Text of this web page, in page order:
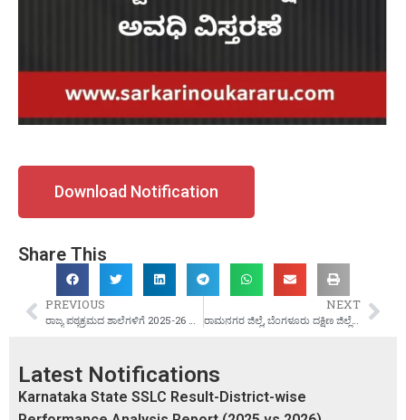
Download Notification
Share This
PREVIOUS NEXT
ರಾಮನಗರ ಜಿಲ್ಲೆ, ಬೆಂಗಳೂರು ದಕ್ಷಿಣ ಜಿಲ್ಲೆಯಾಗಿ ಬದಲಾವಣೆ ಆದೇಶ
Latest Notifications
Karnataka State SSLC Result-District-wise